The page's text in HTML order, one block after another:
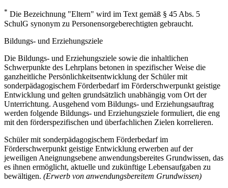
* Die Bezeichnung "Eltern" wird im Text gemäß § 45 Abs. 5
SchulG synonym zu Personensorgeberechtigten gebraucht.
Bildungs- und Erziehungsziele
Die Bildungs- und Erziehungsziele sowie die inhaltlichen
Schwerpunkte des Lehrplans betonen in spezifischer Weise die
ganzheitliche Persönlichkeitsentwicklung der Schüler mit
sonderpädagogischem Förderbedarf im Förderschwerpunkt geistige
Entwicklung und gelten grundsätzlich unabhängig vom Ort der
Unterrichtung. Ausgehend vom Bildungs- und Erziehungsauftrag
werden folgende Bildungs- und Erziehungsziele formuliert, die eng
mit den förderspezifischen und überfachlichen Zielen korrelieren.
Schüler mit sonderpädagogischem Förderbedarf im
Förderschwerpunkt geistige Entwicklung erwerben auf der
jeweiligen Aneignungsebene anwendungsbereites Grundwissen, das
es ihnen ermöglicht, aktuelle und zukünftige Lebensaufgaben zu
bewältigen. (Erwerb von anwendungsbereitem Grundwissen)